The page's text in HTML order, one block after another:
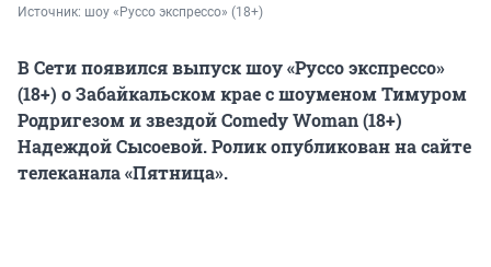
Источник: шоу «Руссо экспрессо» (18+)
В Сети появился выпуск шоу «Руссо экспрессо»
(18+) о Забайкальском крае с шоуменом Тимуром
Родригезом и звездой Comedy Woman (18+)
Надеждой Сысоевой. Ролик опубликован на сайте
телеканала «Пятница».